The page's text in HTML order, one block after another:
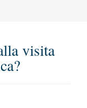
visita